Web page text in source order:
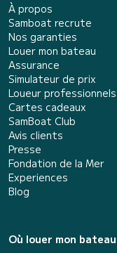
À propos
Samboat recrute
Nos garanties
Louer mon bateau
Assurance
Simulateur de prix
Loueur professionnels
Cartes cadeaux
SamBoat Club
Avis clients
Presse
Fondation de la Mer
Experiences
Blog
Où louer mon bateau